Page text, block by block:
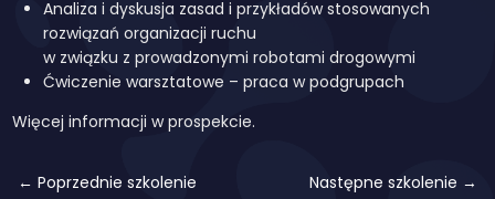
Analiza i dyskusja zasad i przykładów stosowanych
rozwiązań organizacji ruchu
w związku z prowadzonymi robotami drogowymi
Ćwiczenie warsztatowe – praca w podgrupach
Więcej informacji w prospekcie.
← Poprzednie szkolenie Następne szkolenie →